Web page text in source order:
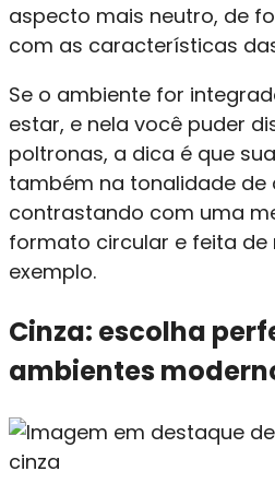
aspecto mais neutro, de
com as características
Se o ambiente for
estar, e nela você puder
poltronas, a dica é que
também na tonalidade de
contrastando com uma
formato circular e feita de
exemplo.
Cinza: escolha
ambientes